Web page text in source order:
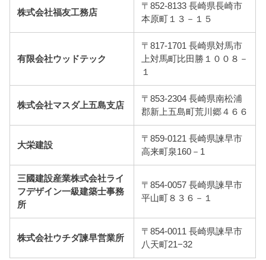
株式会社福友工務店
〒852-8133 長崎県長崎市
本原町１３－１５
有限会社ウッドテック
〒817-1701 長崎県対馬市
上対馬町比田勝１００８－
１
株式会社マスダ上五島支店
〒853-2304 長崎県南松浦
郡新上五島町荒川郷４６６
大栄建設
〒859-0121 長崎県諫早市
高来町泉160－1
三國建設産業株式会社ライ
フデザイン一級建築士事務
所
〒854-0057 長崎県諫早市
平山町８３６－１
株式会社ウチダ諫早営業所
〒854-0011 長崎県諫早市
八天町21−32